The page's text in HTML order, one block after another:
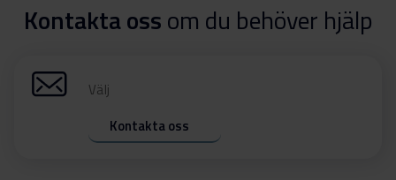
Kontakta ossom du behöver hjälp
Välj
Kontakta oss